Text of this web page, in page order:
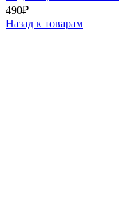
490₽
Назад к товарам